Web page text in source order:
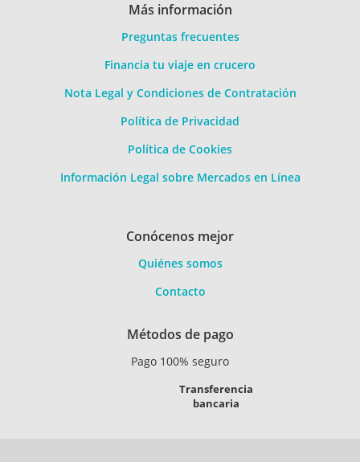
Más información
Preguntas frecuentes
Financia tu viaje en crucero
Nota Legal y Condiciones de Contratación
Política de Privacidad
Política de Cookies
Información Legal sobre Mercados en Línea
Conócenos mejor
Quiénes somos
Contacto
Métodos de pago
Pago 100% seguro
Transferencia
bancaria